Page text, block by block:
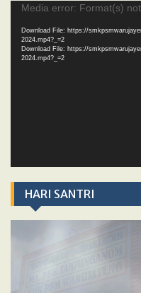
Video
Media error: Format(s)
Download File: https://
2024.mp4?_=2
Download File: https://
2024.mp4?_=2
HARI SANTRI